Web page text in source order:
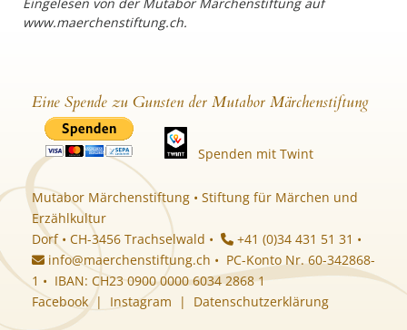
www.maerchenstiftung.ch.
Eine Spende zu Gunsten der Mutabor Märchenstiftung
Spenden mit Twint
Mutabor Märchenstiftung • Stiftung für Märchen und
Erzählkultur
Dorf • CH-3456 Trachselwald •
+41 (0)34 431 51 31 •
info@maerchenstiftung.ch • PC-Konto Nr. 60-342868-
1 • IBAN: CH23 0900 0000 6034 2868 1
Facebook| Instagram | Datenschutzerklärung